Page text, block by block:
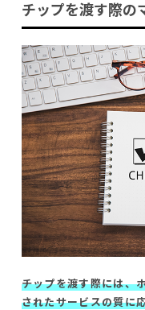
チップを渡す際の
チップを渡す際には、
されたサービスの質に